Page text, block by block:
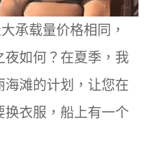
承载量价格相同，
夜如何？在夏季，我
海滩的计划，让您在
换衣服，船上有一个